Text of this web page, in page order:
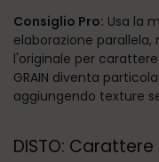
Consiglio Pro: Usa la
elaborazione
l'originale per
GRAIN diventa
aggiungendo texture
DISTO: